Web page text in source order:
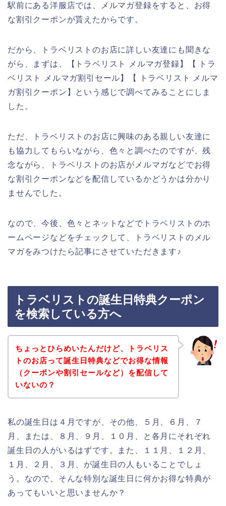
駅前にある洋服店では、メルマガ登録をすると、お得
な割引クーポンが貰えたからです。
だから、トラベリストのお店に詳しい友達にも聞きな
がら、まずは、【トラベリスト メルマガ登録】【 トラ
ベリスト メルマガ割引セール】【 トラベリスト メルマ
ガ割引クーポン】という感じで調べてみることにしま
した。
ただ、トラベリストのお店に興味のある親しい友達に
も協力してもらいながら、色々と調べたのですが、残
念ながら、トラベリストのお店がメルマガなどでお得
な割引クーポンなどを配信しているかどうかは分かり
ませんでした。
なので、今後、色々とネットなどでトラベリストのホ
ームページなどをチェックして、トラベリストのメル
マガをみつけたら記事にさせていただきます♪
トラベリストの誕生日特典クーポン
を検索している方へ
ちょっとひらめいたんだけど、トラベリス
トのお店って誕生日特典などでお得な情報
（クーポンや割引セールなど）を配信して
いないの？
私の誕生日は４月ですが、その他、５月、６月、７
月、または、８月、９月、１０月、と各月にそれぞれ
誕生日の人がいるはずです。また、１１月、１２月、
１月、２月、３月、が誕生日の人もいることでしょ
う。なので、そんな特別な誕生日に何かお得な特典が
あってもいいと思いませんか？